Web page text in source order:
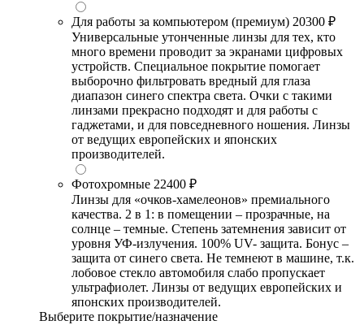
Для работы за компьютером (премиум) 20300 ₽
Универсальные утонченные линзы для тех, кто
много времени проводит за экранами цифровых
устройств. Специальное покрытие помогает
выборочно фильтровать вредный для глаза
диапазон синего спектра света. Очки с такими
линзами прекрасно подходят и для работы с
гаджетами, и для повседневного ношения. Линзы
от ведущих европейских и японских
производителей.
Фотохромные 22400 ₽
Линзы для «очков-хамелеонов» премиального
качества. 2 в 1: в помещении – прозрачные, на
солнце – темные. Степень затемнения зависит от
уровня УФ-излучения. 100% UV- защита. Бонус –
защита от синего света. Не темнеют в машине, т.к.
лобовое стекло автомобиля слабо пропускает
ультрафиолет. Линзы от ведущих европейских и
японских производителей.
Выберите покрытие/назначение